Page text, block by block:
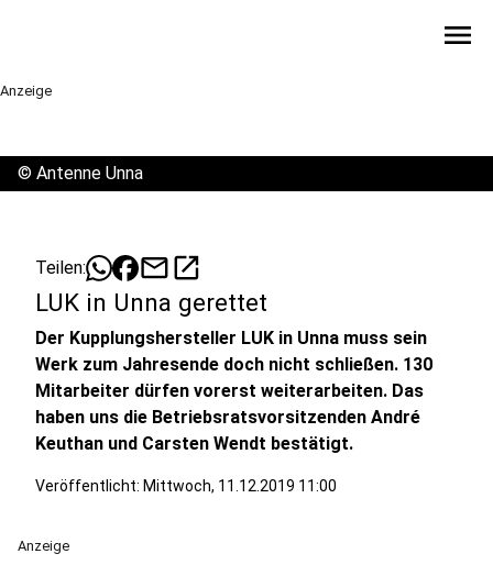
menu
Anzeige
© Antenne Unna
Teilen: mailopen_in_new
LUK in Unna gerettet
Der Kupplungshersteller LUK in Unna muss sein
Werk zum Jahresende doch nicht schließen. 130
Mitarbeiter dürfen vorerst weiterarbeiten. Das
haben uns die Betriebsratsvorsitzenden André
Keuthan und Carsten Wendt bestätigt.
Veröffentlicht: Mittwoch, 11.12.2019 11:00
Anzeige